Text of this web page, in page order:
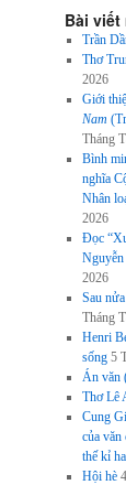
Bài viết
Trần
Thơ
2026
Giới
Nam
Tháng
Bình
nghĩa
Nhân
2026
Đọc
2026
Sau
Tháng
Henri
sống 5
Án văn
Thơ Lê
Cung
của văn
thế kỉ
Hội hè